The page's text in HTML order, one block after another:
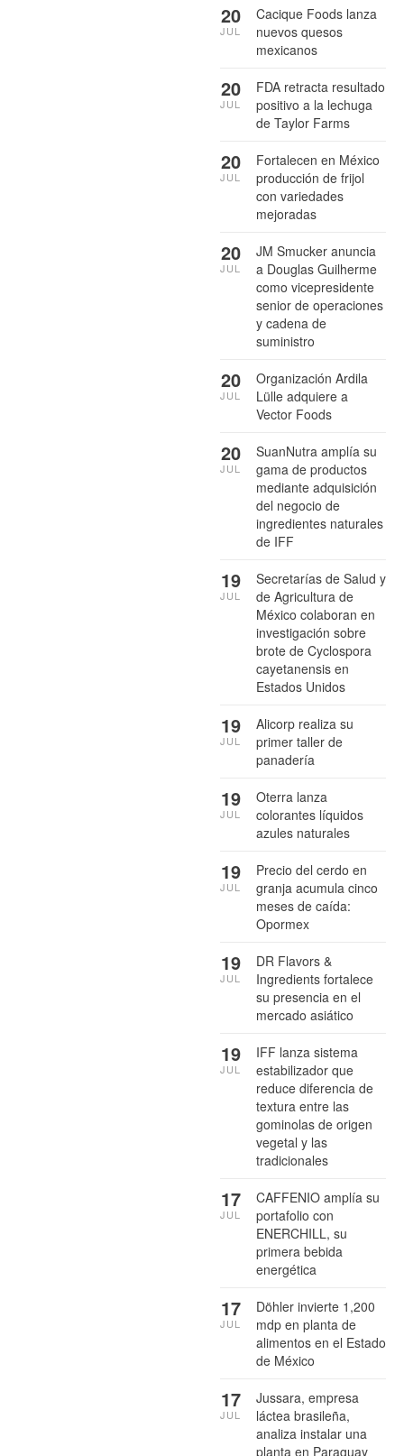
Cacique Foods lanza
nuevos quesos
mexicanos
20
JUL
FDA retracta resultado
positivo a la lechuga
de Taylor Farms
20
JUL
Fortalecen en México
producción de frijol
con variedades
mejoradas
20
JUL
JM Smucker anuncia
a Douglas Guilherme
como vicepresidente
senior de operaciones
y cadena de
suministro
20
JUL
Organización Ardila
Lülle adquiere a
Vector Foods
20
JUL
SuanNutra amplía su
gama de productos
mediante adquisición
del negocio de
ingredientes naturales
de IFF
20
JUL
Secretarías de Salud y
de Agricultura de
México colaboran en
investigación sobre
brote de Cyclospora
cayetanensis en
Estados Unidos
19
JUL
Alicorp realiza su
primer taller de
panadería
19
JUL
Oterra lanza
colorantes líquidos
azules naturales
19
JUL
Precio del cerdo en
granja acumula cinco
meses de caída:
Opormex
19
JUL
DR Flavors &
Ingredients fortalece
su presencia en el
mercado asiático
19
JUL
IFF lanza sistema
estabilizador que
reduce diferencia de
textura entre las
gominolas de origen
vegetal y las
tradicionales
19
JUL
CAFFENIO amplía su
portafolio con
ENERCHILL, su
primera bebida
energética
17
JUL
Döhler invierte 1,200
mdp en planta de
alimentos en el Estado
de México
17
JUL
Jussara, empresa
láctea brasileña,
analiza instalar una
planta en Paraguay
17
JUL